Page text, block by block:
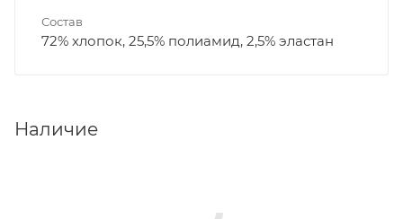
Состав
72% хлопок, 25,5% полиамид, 2,5% эластан
Наличие